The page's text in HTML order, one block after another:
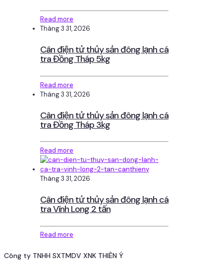
Read more
Tháng 3 31, 2026
Cân điện tử thủy sản đông lạnh cá
tra Đồng Tháp 5kg
Read more
Tháng 3 31, 2026
Cân điện tử thủy sản đông lạnh cá
tra Đồng Tháp 3kg
Read more
Tháng 3 31, 2026
Cân điện tử thủy sản đông lạnh cá
tra Vĩnh Long 2 tấn
Read more
Công ty TNHH SXTMDV XNK THIÊN Ý